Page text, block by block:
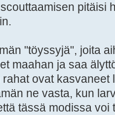
pitäisi
"töyssyjä", joita
maahan ja saa
ovat kasvaneet
ne vasta, kun
tässä modissa